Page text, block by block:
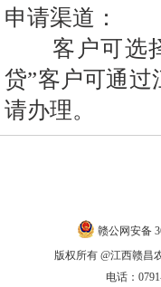
申请渠道：
客户可选择
贷”客户可通过
请办理。
赣公网安备
版权所有 @江西赣昌
电话：